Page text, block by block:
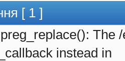
[ 1 ]
The
instead in